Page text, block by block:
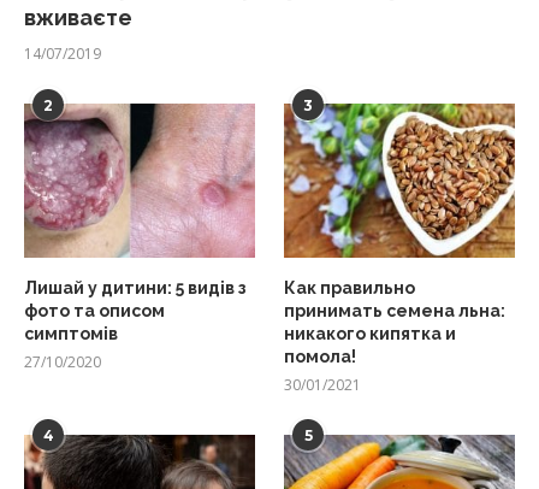
вживаєте
14/07/2019
2
Лишай у дитини: 5 видів з
фото та описом
симптомів
27/10/2020
3
Как правильно
принимать семена льна:
никакого кипятка и
помола!
30/01/2021
4 5